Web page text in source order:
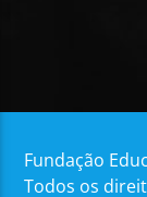
Fundação
Todos os